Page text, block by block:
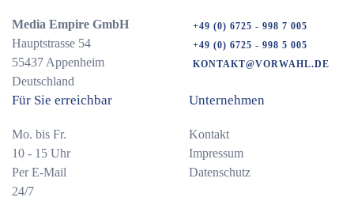
Media Empire GmbH
Hauptstrasse 54
55437 Appenheim
Deutschland
+49 (0) 6725 - 998 7 005
+49 (0) 6725 - 998 5 005
KONTAKT@VORWAHL.DE
Für Sie erreichbar
Mo. bis Fr.
10 - 15 Uhr
Per E-Mail
24/7
Unternehmen
Kontakt
Impressum
Datenschutz